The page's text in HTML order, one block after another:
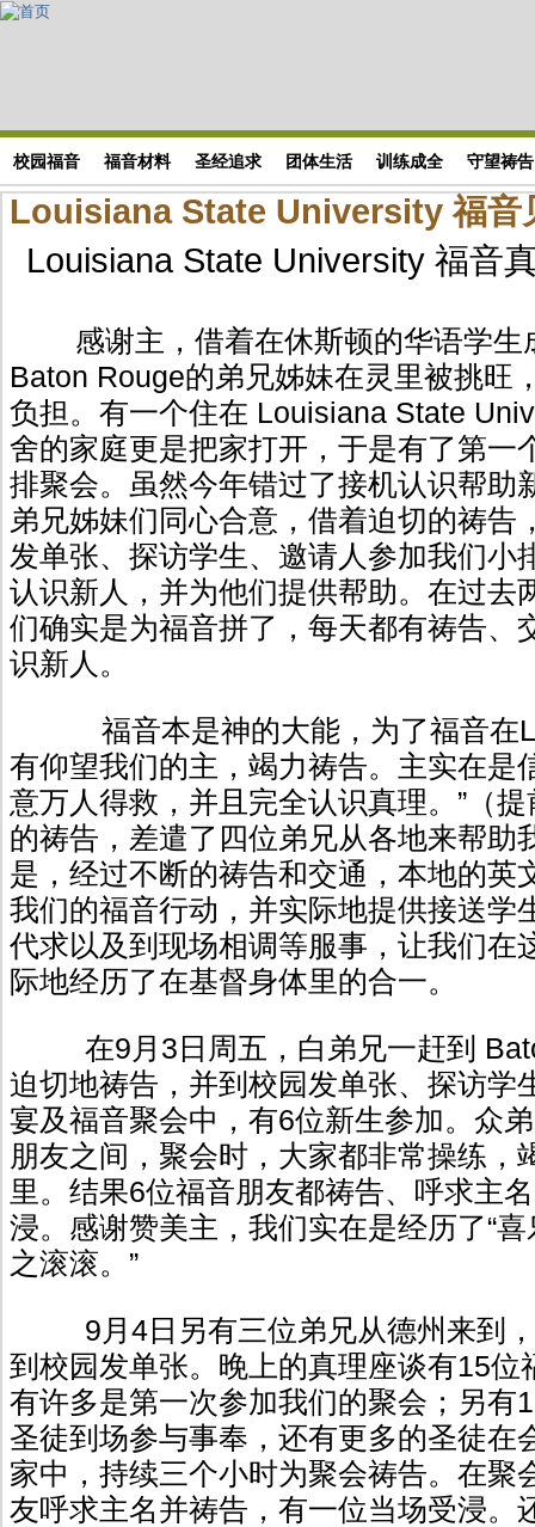
Skip to main content
校园福音 福音材料 圣经追求 团体生活 训练成全 守望祷告
Louisiana State University 福音
Louisiana State University 福音
感谢主，借着在休斯顿的华语学生
Baton Rouge的弟兄姊妹在灵里被挑旺
负担。有一个住在 Louisiana State
舍的家庭更是把家打开，于是有了第一
排聚会。虽然今年错过了接机认识帮助
弟兄姊妹们同心合意，借着迫切的祷告
发单张、探访学生、邀请人参加我们小
认识新人，并为他们提供帮助。在过去
们确实是为福音拼了，每天都有祷告、
识新人。
福音本是神的大能，为了福音在
有仰望我们的主，竭力祷告。主实在是
意万人得救，并且完全认识真理。”（
的祷告，差遣了四位弟兄从各地来帮助
是，经过不断的祷告和交通，本地的英
我们的福音行动，并实际地提供接送学
代求以及到现场相调等服事，让我们在
际地经历了在基督身体里的合一。
在9月3日周五，白弟兄一赶到
迫切地祷告，并到校园发单张、探访学
宴及福音聚会中，有6位新生参加。众
朋友之间，聚会时，大家都非常操练，
里。结果6位福音朋友都祷告、呼求主
浸。感谢赞美主，我们实在是经历了“
之滚滚。”
9月4日另有三位弟兄从德州来到，
到校园发单张。晚上的真理座谈有15位
有许多是第一次参加我们的聚会；另有
圣徒到场参与事奉，还有更多的圣徒在
家中，持续三个小时为聚会祷告。在聚
友呼求主名并祷告，有一位当场受浸。